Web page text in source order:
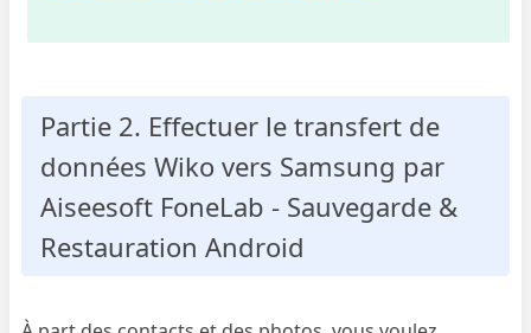
Partie 2. Effectuer le transfert de
données Wiko vers Samsung par
Aiseesoft FoneLab - Sauvegarde &
Restauration Android